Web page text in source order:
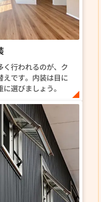
く行われるのが、ク
えです。内装は目に
選びましょう。